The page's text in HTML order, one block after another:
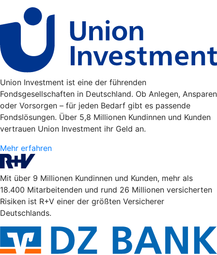
Union Investment ist eine der führenden
Fondsgesellschaften in Deutschland. Ob Anlegen, Ansparen
oder Vorsorgen – für jeden Bedarf gibt es passende
Fondslösungen. Über 5,8 Millionen Kundinnen und Kunden
vertrauen Union Investment ihr Geld an.
Mehr erfahren
Mit über 9 Millionen Kundinnen und Kunden, mehr als
18.400 Mitarbeitenden und rund 26 Millionen versicherten
Risiken ist R+V einer der größten Versicherer
Deutschlands.